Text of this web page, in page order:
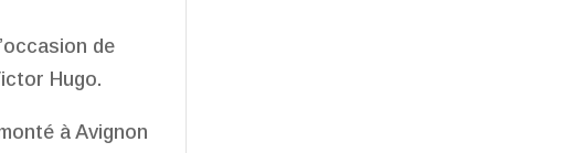
de
Hugo.
à Avignon